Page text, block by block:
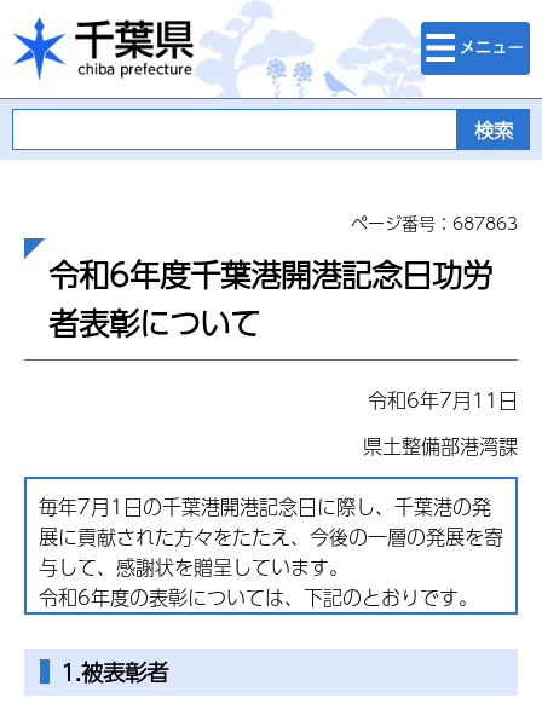
千葉県
検索・メニュ
ー
ページ番号：687863
令和6年度千葉港開港記念日功労
者表彰について
令和6年7月11日
県土整備部港湾課
毎年7月1日の千葉港開港記念日に際し、千葉港の発
展に貢献された方々をたたえ、今後の一層の発展を寄
与して、感謝状を贈呈しています。
令和6年度の表彰については、下記のとおりです。
1.被表彰者